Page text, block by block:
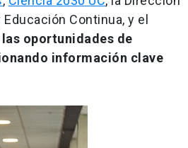
Continua, y el
oportunidades de
información clave